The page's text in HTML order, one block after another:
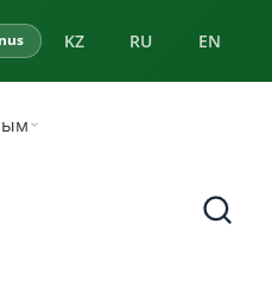
KZ RU EN